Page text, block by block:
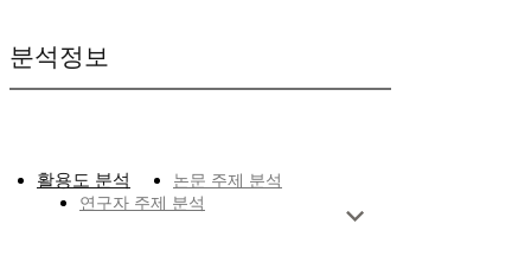
분석정보
활용도 분석
논문 주제 분석
연구자 주제 분석